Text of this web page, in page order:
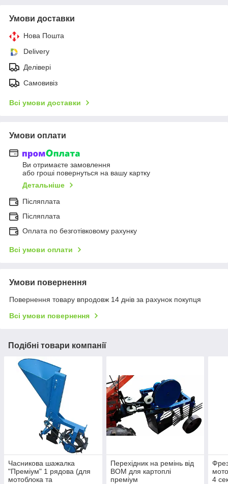
Умови доставки
Нова Пошта
Delivery
Делівері
Самовивіз
Всі умови доставки
Умови оплати
Ви отримаєте замовлення
або гроші повернуться на вашу картку
Детальніше
Післяплата
Післяплата
Оплата по безготівковому рахунку
Всі умови оплати
Умови повернення
Повернення товару впродовж 14 днів за рахунок покупця
Всі умови повернення
Подібні товари компанії
Часникова шажалка
"Преміум" 1 рядова (для
мотоблока та
Перехідник на ремінь від
ВОМ для картоплі
преміум
4